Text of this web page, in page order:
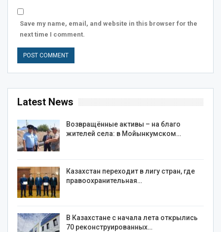
Save my name, email, and website in this browser for the
next time I comment.
Latest News
Возвращённые активы – на благо
жителей села: в Мойынкумском…
Казахстан переходит в лигу стран, где
правоохранительная…
В Казахстане с начала лета открылись
70 реконструированных…